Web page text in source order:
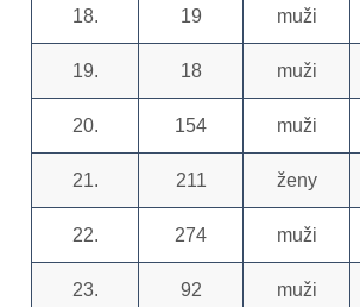
18. 19 muži
19. 18 muži
20. 154 muži
21. 211 ženy
22. 274 muži
23. 92 muži